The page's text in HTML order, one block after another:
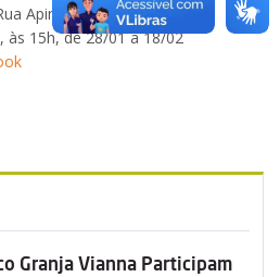
Apinajés, 1387, Perdizes
às 15h, de 28/01 a 18/02
Granja Vianna Participam